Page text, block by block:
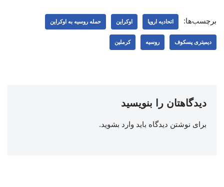
برچسب‌ها: اتحادیه اروپا اوکراین حمله روسیه به اوکراین
دیمیتری پسکوف روسیه کرملین
دیدگاهتان را بنویسید
برای نوشتن دیدگاه باید وارد بشوید.